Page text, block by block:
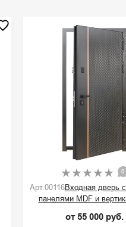
0
Арт.00116Входная дверь
панелями MDF и
от 55 000 руб.